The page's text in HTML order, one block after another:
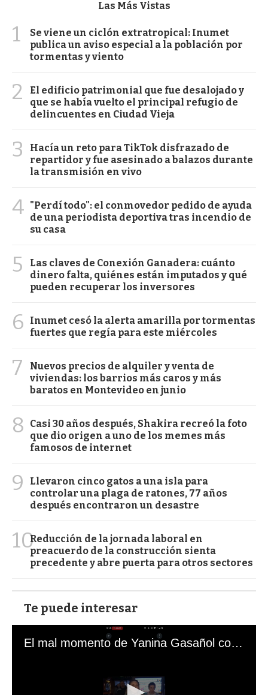
Las Más Vistas
1
Se viene un ciclón extratropical: Inumet
publica un aviso especial a la población por
tormentas y viento
2
El edificio patrimonial que fue desalojado y
que se había vuelto el principal refugio de
delincuentes en Ciudad Vieja
3
Hacía un reto para TikTok disfrazado de
repartidor y fue asesinado a balazos durante
la transmisión en vivo
4 "Perdí todo": el conmovedor pedido de ayuda
de una periodista deportiva tras incendio de
su casa
5
Las claves de Conexión Ganadera: cuánto
dinero falta, quiénes están imputados y qué
pueden recuperar los inversores
6
Inumet cesó la alerta amarilla por tormentas
fuertes que regía para este miércoles
7
Nuevos precios de alquiler y venta de
viviendas: los barrios más caros y más
baratos en Montevideo en junio
8
Casi 30 años después, Shakira recreó la foto
que dio origen a uno de los memes más
famosos de internet
9
Llevaron cinco gatos a una isla para
controlar una plaga de ratones, 77 años
después encontraron un desastre
10Reducción de la jornada laboral en
preacuerdo de la construcción sienta
precedente y abre puerta para otros sectores
Te puede interesar
El mal momento de Yanina Gasañol con un hincha argentino en "Subrayado"